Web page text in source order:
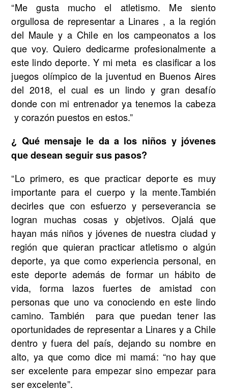
“Me gusta mucho el atletismo. Me siento
orgullosa de representar a Linares , a la región
del Maule y a Chile en los campeonatos a los
que voy. Quiero dedicarme profesionalmente a
este lindo deporte. Y mi meta es clasificar a los
juegos olímpico de la juventud en Buenos Aires
del 2018, el cual es un lindo y gran desafío
donde con mi entrenador ya tenemos la cabeza
y corazón puestos en estos.”
¿ Qué mensaje le da a los niños y jóvenes
que desean seguir sus pasos?
“Lo primero, es que practicar deporte es muy
importante para el cuerpo y la mente.También
decirles que con esfuerzo y perseverancia se
logran muchas cosas y objetivos. Ojalá que
hayan más niños y jóvenes de nuestra ciudad y
región que quieran practicar atletismo o algún
deporte, ya que como experiencia personal, en
este deporte además de formar un hábito de
vida, forma lazos fuertes de amistad con
personas que uno va conociendo en este lindo
camino. También para que puedan tener las
oportunidades de representar a Linares y a Chile
dentro y fuera del país, dejando su nombre en
alto, ya que como dice mi mamá: “no hay que
ser excelente para empezar sino empezar para
ser excelente”.